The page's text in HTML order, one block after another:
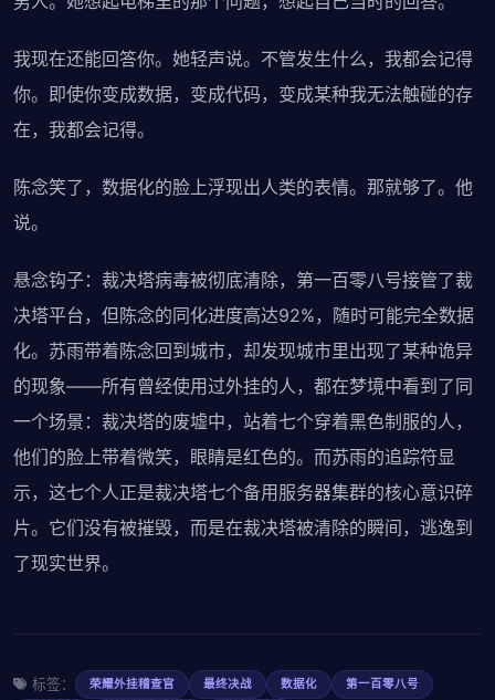
我现在还能回答你。她轻声说。不管发生什么，我都会记得
你。即使你变成数据，变成代码，变成某种我无法触碰的存
在，我都会记得。
陈念笑了，数据化的脸上浮现出人类的表情。那就够了。他
说。
悬念钩子：裁决塔病毒被彻底清除，第一百零八号接管了裁
决塔平台，但陈念的同化进度高达92%，随时可能完全数据
化。苏雨带着陈念回到城市，却发现城市里出现了某种诡异
的现象——所有曾经使用过外挂的人，都在梦境中看到了同
一个场景：裁决塔的废墟中，站着七个穿着黑色制服的人，
他们的脸上带着微笑，眼睛是红色的。而苏雨的追踪符显
示，这七个人正是裁决塔七个备用服务器集群的核心意识碎
片。它们没有被摧毁，而是在裁决塔被清除的瞬间，逃逸到
了现实世界。
标签： 荣耀外挂稽查官 最终决战 数据化
第一百零八号